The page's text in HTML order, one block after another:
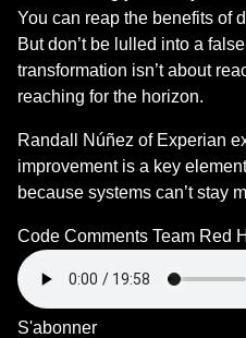
You can reap the benefits of
But don’t be lulled into a
transformation isn’t about
reaching for the horizon.
Randall Núñez of Experian
improvement is a key
because systems can’t stay
Code Comments Team Red
S'abonner